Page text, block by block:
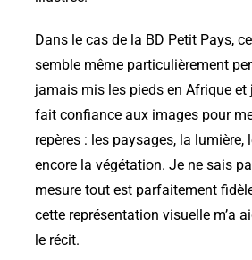
Dans le cas de la BD Petit Pays,
semble même particulièrement
jamais mis les pieds en Afrique et
fait confiance aux images pour
repères : les paysages, la lumière,
encore la végétation. Je ne sais
mesure tout est parfaitement
cette représentation visuelle m’a
le récit.